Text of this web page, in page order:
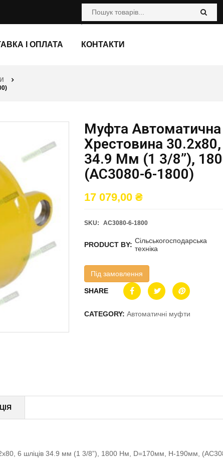
І ОПЛАТА КОНТАКТИ
Муфта
Хрестовина
34.9 Мм (1 3/8”),
(AC3080-6-1800)
17 079,00 ₴
SKU: AC3080-6-1800
PRODUCT BY: Сільськогосподарська
техніка
Під замовлення
SHARE
CATEGORY: Автоматичні муфти
6 шліців 34.9 мм (1 3/8”), 1800 Нм, D=170мм, H-190мм,